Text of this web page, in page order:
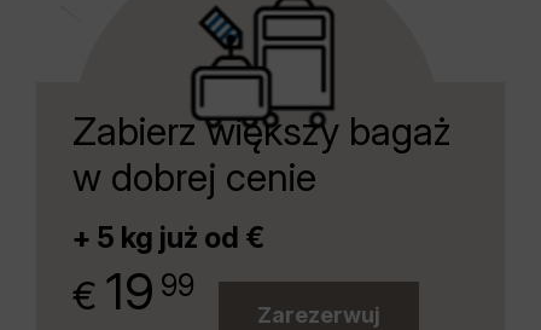
Zabierz większy bagaż
w dobrej cenie
+ 5 kg już od €
€ 19
.
99
Zarezerwuj